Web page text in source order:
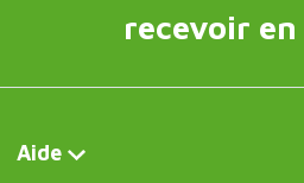
recevoir
Aide